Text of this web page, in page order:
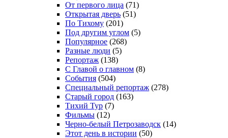
От первого лица (71)
Открытая дверь (51)
По Тихому (201)
Под другим углом (5)
Популярное (268)
Разные люди (5)
Репортаж (138)
С Главой о главном (8)
События (504)
Специальный репортаж (278)
Старый город (163)
Тихий Тур (7)
Фильмы (12)
Черно-белый Петрозаводск (14)
Этот день в истории (50)